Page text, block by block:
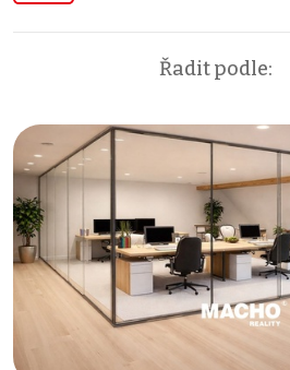
Řadit podle: